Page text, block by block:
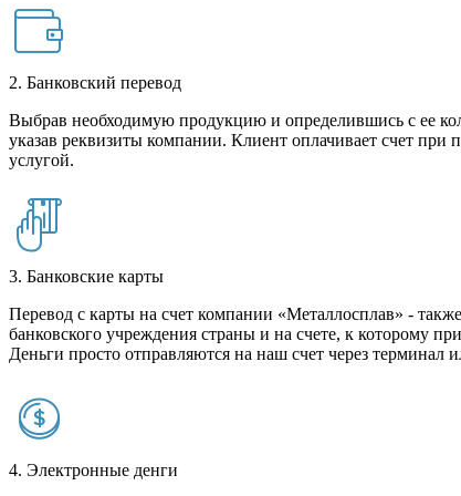
2. Банковский перевод
Выбрав необходимую продукцию и определившись с ее
указав реквизиты компании. Клиент оплачивает счет при
услугой.
3. Банковские карты
Перевод с карты на счет компании «Металлосплав» -
банковского учреждения страны и на счете, к которому
Деньги просто отправляются на наш счет через терминал
4. Электронные денги